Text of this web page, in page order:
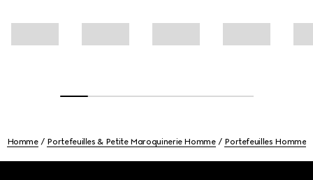
Homme Portefeuilles & Petite Maroquinerie Homme Portefeuilles Homme